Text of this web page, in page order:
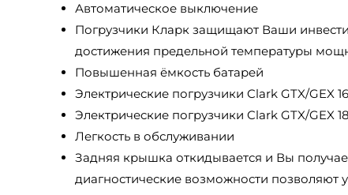
Автоматическое выключение
Погрузчики Кларк защищают Ваши
достижения предельной температуры
Повышенная ёмкость батарей
Электрические погрузчики Clark GTX/GEX
Электрические погрузчики Clark GTX/GEX
Легкость в обслуживании
Задняя крышка откидывается и Вы
диагностические возможности